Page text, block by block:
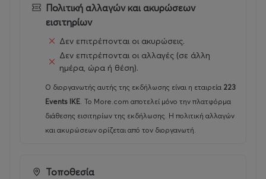
Πολιτική αλλαγών και ακυρώσεων
εισιτηρίων
Δεν επιτρέπονται οι ακυρώσεις.
Δεν επιτρέπονται οι αλλαγές (σε άλλη
ημέρα, ώρα ή θέση).
Ο διοργανωτής αυτής της εκδήλωσης είναι η εταιρεία 223
Events ΙΚΕ. Το More.com αποτελεί μόνο την πλατφόρμα
διάθεσης εισιτηρίων της εκδήλωσης. Η πολιτική αλλαγών
και ακυρώσεων ορίζεται από τον διοργανωτή.
Τοποθεσία